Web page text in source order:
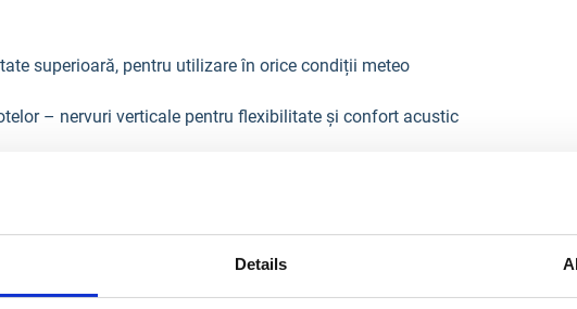
Details
superioară, pentru utilizare în orice condiții meteo
– nervuri verticale pentru flexibilitate și confort acustic
ext. sup. 590 mm / Ø int. inf. 380 mm
metalic de protecție împotriva uzurii
la fiecare 10 metri, prin suport special pentru cuva de încărcare